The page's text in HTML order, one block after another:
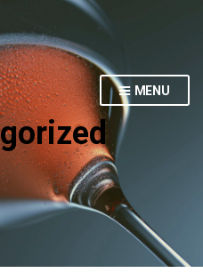
MENU